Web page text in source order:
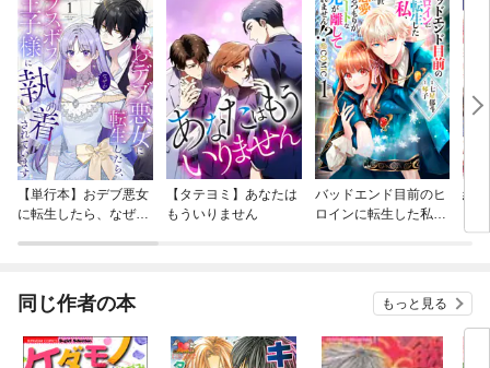
【単行本】おデブ悪女
に転生したら、なぜか
【タテヨミ】あなたは
もういりません
バッドエンド目前のヒ
ロインに転生した私、
結
同じ作者の本 もっと見る